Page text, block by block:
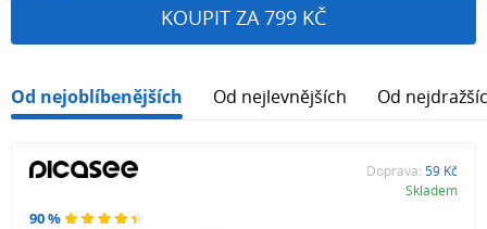
KOUPIT ZA 799 KČ
Od nejoblíbenějších Od nejlevnějších Od
90 %
Doprava: 59 Kč
Skladem